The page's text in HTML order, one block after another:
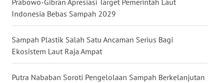
Indonesia Bebas Sampah 2029
Sampah Plastik Salah Satu Ancaman Serius Bagi
Ekosistem Laut Raja Ampat
Putra Nababan Soroti Pengelolaan Sampah Berkelanjutan
LAMPUNG
WN
JATENG
WN
NUSANTARA